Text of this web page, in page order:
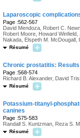
Laparoscopic
Page :562-567
David Mendoza, Robert C.
Robert Moore, Howard
Nakada, Elspeth M. McDougall,
Résumé
Chronic prostatitis:
Page :568-574
Richard B. Alexander, David
Résumé
Potassium-titanyl-
canines
Page :575-583
Randall S. Kuntzman, Reza S.
Résumé